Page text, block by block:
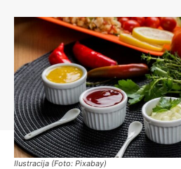
Ilustracija (Foto: Pixabay)